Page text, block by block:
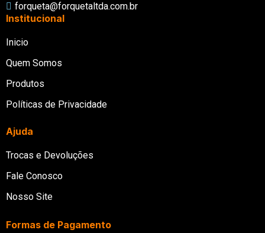
forqueta@forquetaltda.com.br
Institucional
Inicio
Quem Somos
Produtos
Políticas de Privacidade
Ajuda
Trocas e Devoluções
Fale Conosco
Nosso Site
Formas de Pagamento